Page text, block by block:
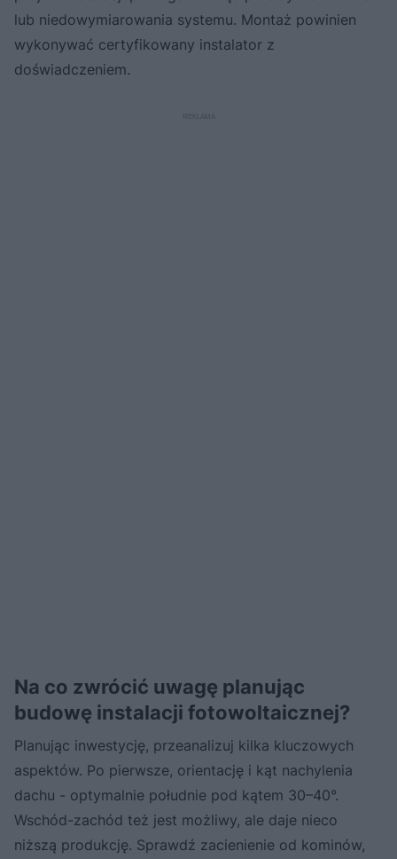
lub niedowymiarowania systemu. Montaż powinien
wykonywać certyfikowany instalator z
doświadczeniem.
Na co zwrócić uwagę planując
budowę instalacji fotowoltaicznej?
Planując inwestycję, przeanalizuj kilka kluczowych
aspektów. Po pierwsze, orientację i kąt nachylenia
dachu - optymalnie południe pod kątem 30–40°.
Wschód-zachód też jest możliwy, ale daje nieco
niższą produkcję. Sprawdź zacienienie od kominów,